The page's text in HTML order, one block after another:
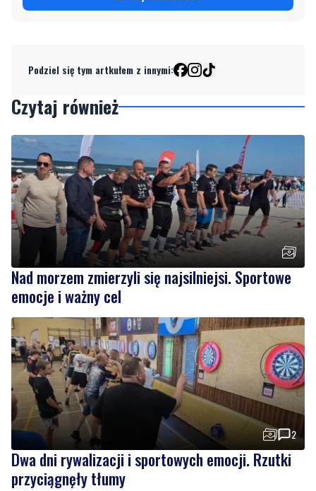
Podziel się tym artkułem z innymi:
Czytaj również
Nad morzem zmierzyli się najsilniejsi. Sportowe
emocje i ważny cel
2
Dwa dni rywalizacji i sportowych emocji. Rzutki
przyciągnęły tłumy